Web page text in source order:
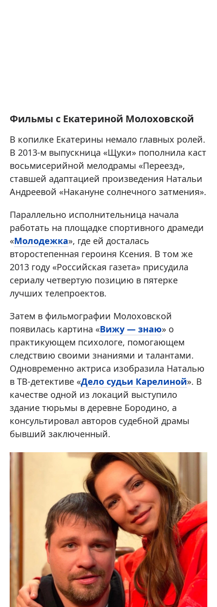
Фильмы с Екатериной Молоховской
В копилке Екатерины немало главных ролей.
В 2013-м выпускница «Щуки» пополнила каст
восьмисерийной мелодрамы «Переезд»,
ставшей адаптацией произведения Натальи
Андреевой «Накануне солнечного затмения».
Параллельно исполнительница начала
работать на площадке спортивного драмеди
«Молодежка», где ей досталась
второстепенная героиня Ксения. В том же
2013 году «Российская газета» присудила
сериалу четвертую позицию в пятерке
лучших телепроектов.
Затем в фильмографии Молоховской
появилась картина «Вижу — знаю» о
практикующем психологе, помогающем
следствию своими знаниями и талантами.
Одновременно актриса изобразила Наталью
в ТВ-детективе «Дело судьи Карелиной». В
качестве одной из локаций выступило
здание тюрьмы в деревне Бородино, а
консультировал авторов судебной драмы
бывший заключенный.